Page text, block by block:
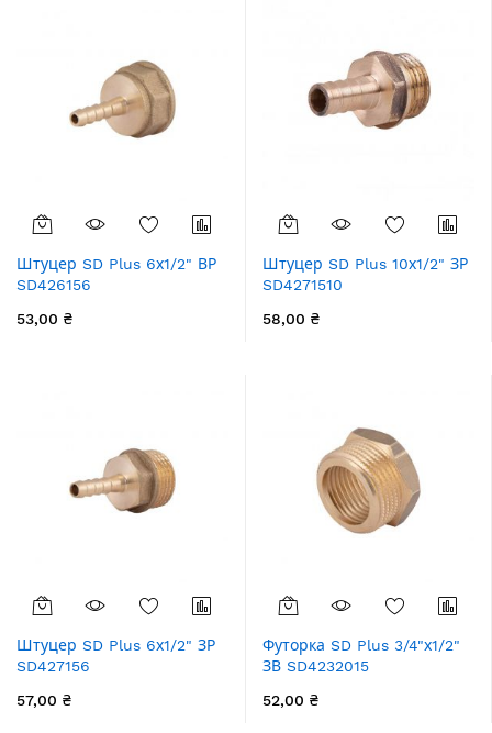
Штуцер SD Plus 6х1/2" ВР
SD426156
53,00 ₴
Штуцер SD Plus 10х1/2" ЗР
SD4271510
58,00 ₴
Штуцер SD Plus 6х1/2" ЗР
SD427156
57,00 ₴
Футорка SD Plus 3/4"х1/2"
ЗВ SD4232015
52,00 ₴